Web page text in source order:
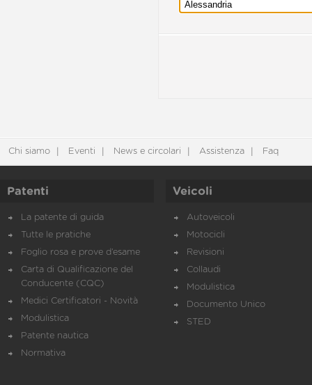
Chi siamo Eventi News e circolari Assistenza Faq
Patenti
La patente di guida
Tutte le pratiche
Foglio rosa e prove d’esame
Carta di Qualificazione del
Conducente (CQC)
Medici Certificatori - Novità
Modulistica
Patente nautica
Normativa
Veicoli
Autoveicoli
Motocicli
Revisioni
Collaudi
Modulistica
Documento Unico
STED